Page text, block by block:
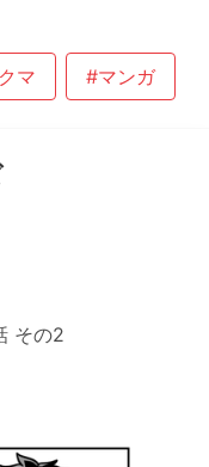
マ #マンガ
その2